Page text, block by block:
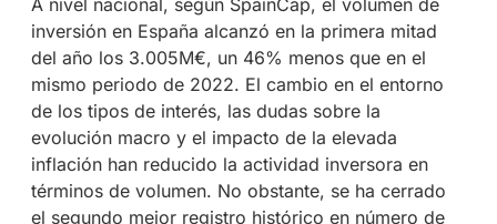
inversión en España alcanzó en la primera mitad
del año los 3.005M€, un 46% menos que en el
mismo periodo de 2022. El cambio en el entorno
de los tipos de interés, las dudas sobre la
evolución macro y el impacto de la elevada
inflación han reducido la actividad inversora en
términos de volumen. No obstante, se ha cerrado
el segundo mejor registro histórico en número de